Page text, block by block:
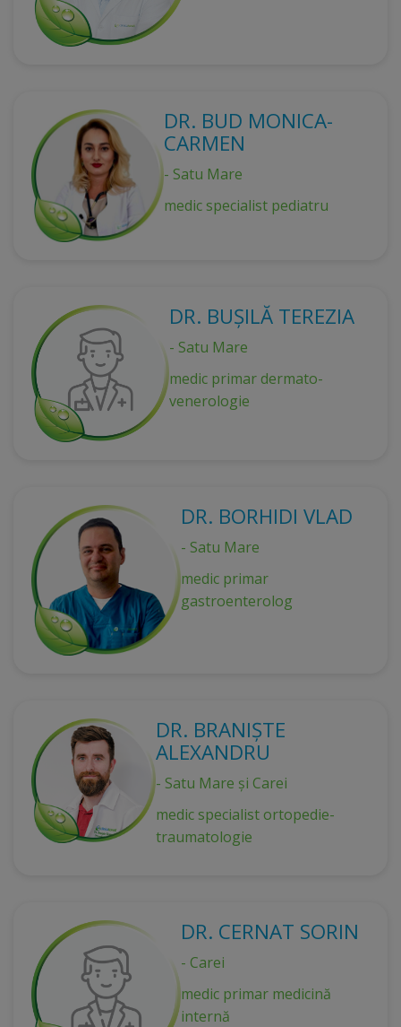
DR. BUD MONICA-
CARMEN
- Satu Mare
medic specialist pediatru
DR. BUȘILĂ TEREZIA
- Satu Mare
medic primar dermato-
venerologie
DR. BORHIDI VLAD
- Satu Mare
medic primar
gastroenterolog
DR. BRANIȘTE
ALEXANDRU
- Satu Mare și Carei
medic specialist ortopedie-
traumatologie
DR. CERNAT SORIN
- Carei
medic primar medicină
internă